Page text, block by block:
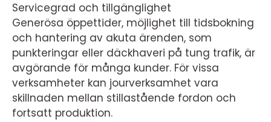
Servicegrad och tillgänglighet
Generösa öppettider, möjlighet till tidsbokning
och hantering av akuta ärenden, som
punkteringar eller däckhaveri på tung trafik, är
avgörande för många kunder. För vissa
verksamheter kan jourverksamhet vara
skillnaden mellan stillastående fordon och
fortsatt produktion.